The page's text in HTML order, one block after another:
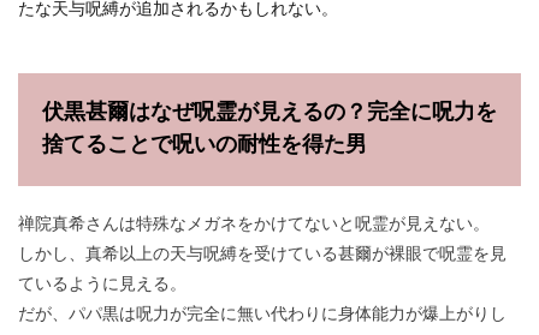
たな天与呪縛が追加されるかもしれない。
伏黒甚爾はなぜ呪霊が見えるの？完全に呪力を
捨てることで呪いの耐性を得た男
禅院真希さんは特殊なメガネをかけてないと呪霊が見えない。
しかし、真希以上の天与呪縛を受けている甚爾が裸眼で呪霊を見
ているように見える。
だが、パパ黒は呪力が完全に無い代わりに身体能力が爆上がりし